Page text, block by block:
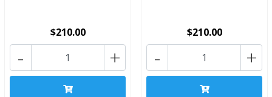
$210.00
+
-
$210.00
+
-